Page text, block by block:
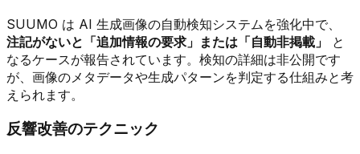
SUUMO は AI 生成画像の自動検知システムを強化中で、
注記がないと「追加情報の要求」または「自動非掲載」
と
なるケースが報告されています。検知の詳細は非公開です
が、画像のメタデータや生成パターンを判定する仕組みと考
えられます。
反響改善のテクニック